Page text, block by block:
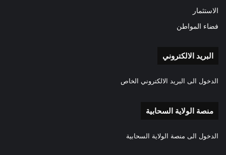
الاستثمار
فضاء المواطن
البريد الالكتروني
الدخول الى البريد الالكتروني الخاص
منصة الولاية السحابية
الدخول الى منصة الولاية السحابية